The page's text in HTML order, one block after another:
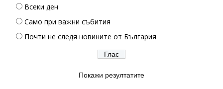
Всеки ден
Само при важни събития
Почти не следя новините от България
Покажи резултатите